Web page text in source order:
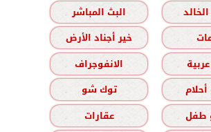
البث المباشر
خير أجناد الأرض
الانفوجراف
توك شو
طفل
عقارات